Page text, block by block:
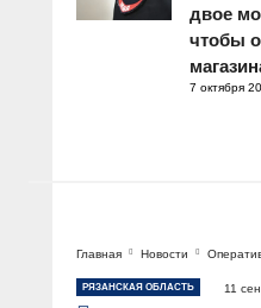
двое
чтобы
7 октября
Главная Новости
РЯЗАНСКАЯ ОБЛАСТЬ
11